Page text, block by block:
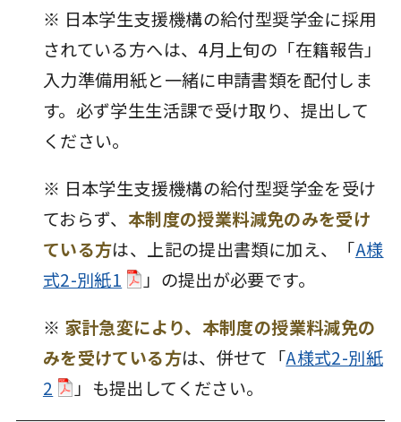
※ 日本学生支援機構の給付型奨学金に採用
されている方へは、4月上旬の「在籍報告」
入力準備用紙と一緒に申請書類を配付しま
す。必ず学生生活課で受け取り、提出して
ください。
※ 日本学生支援機構の給付型奨学金を受け
ておらず、 本制度の授業料減免のみを受け
ている方は、上記の提出書類に加え、「A様
式2-別紙1
」の提出が必要です。
※ 家計急変により、本制度の授業料減免の
みを受けている方は、併せて「A様式2-別紙
2
」も提出してください。